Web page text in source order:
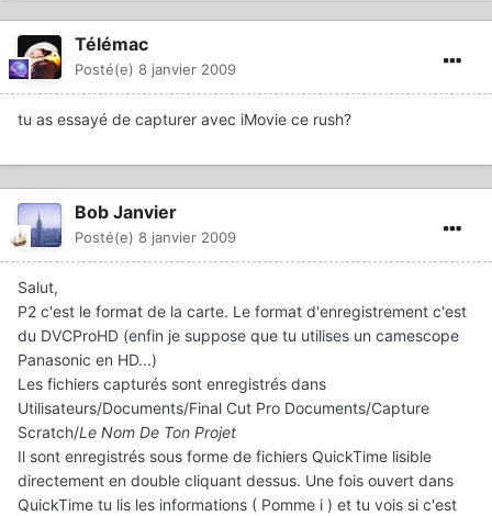
Télémac
Posté(e) 8 janvier 2009
tu as essayé de capturer avec iMovie ce rush?
Bob Janvier
Posté(e) 8 janvier 2009
Salut,
P2 c'est le format de la carte. Le format d'enregistrement c'est
du DVCProHD (enfin je suppose que tu utilises un camescope
Panasonic en HD...)
Les fichiers capturés sont enregistrés dans
Utilisateurs/Documents/Final Cut Pro Documents/Capture
Scratch/Le Nom De Ton Projet
Il sont enregistrés sous forme de fichiers QuickTime lisible
directement en double cliquant dessus. Une fois ouvert dans
QuickTime tu lis les informations ( Pomme i ) et tu vois si c'est